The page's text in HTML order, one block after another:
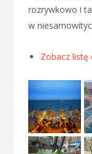
rozrywkowo i
w
Zobacz listę